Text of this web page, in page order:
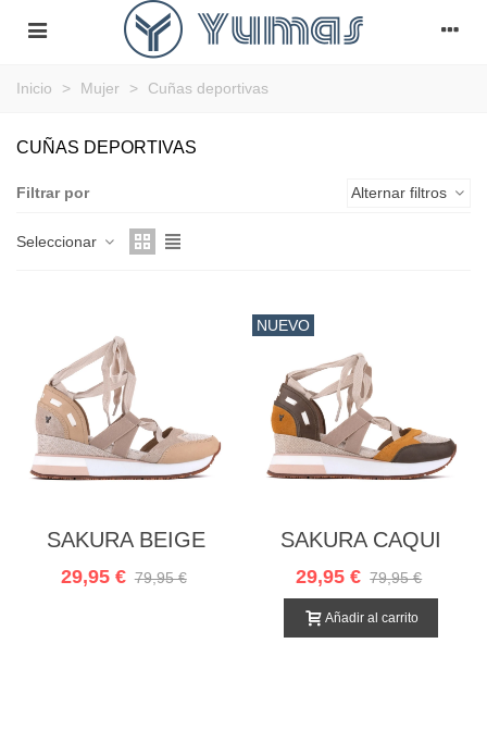
Inicio > Mujer > Cuñas deportivas
CUÑAS DEPORTIVAS
Filtrar por Alternar filtros
Seleccionar
SAKURA BEIGE
29,95 € 79,95 €
NUEVO
SAKURA CAQUI
29,95 € 79,95 €
Añadir al carrito